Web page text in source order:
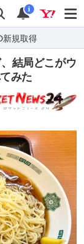
検索 通知
i
新規取得
結局どこがウ
みた